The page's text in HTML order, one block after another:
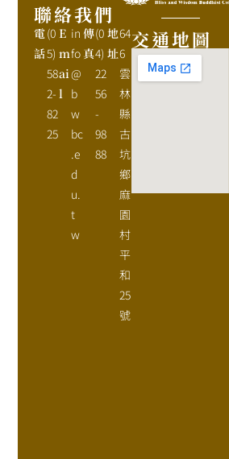
聯絡我們
電
話
(0
5)
58
2-
82
25
E
m
ai
l
in
fo
@
b
w
bc
.e
d
u.
t
w
傳
真
(0
4)
22
56
-
98
88
地
址
64
6
雲
林
縣
古
坑
鄉
麻
園
村
平
和
25
號
交通地圖